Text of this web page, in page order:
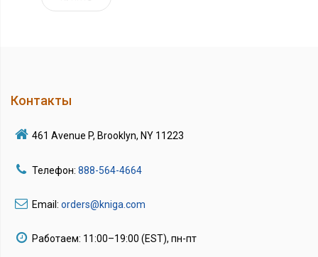
Контакты
461 Avenue P, Brooklyn, NY 11223
Телефон: 888-564-4664
Email: orders@kniga.com
Работаем: 11:00–19:00 (EST), пн-пт